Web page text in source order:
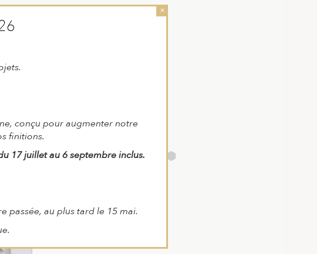
conçu pour augmenter notre
finitions.
17 juillet au 6 septembre inclus.
passée, au plus tard le 15 mai.
×